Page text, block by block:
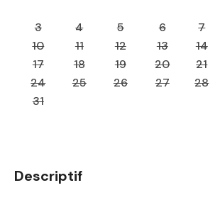
3
4 5 6 7
10
11 12 13 14
17
18 19 20 21
24
25 26 27 28
31
Descriptif